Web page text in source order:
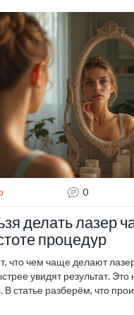
0
делать лазер
процедур
что чем чаще делают
увидят результат. Это
В статье разберём, что